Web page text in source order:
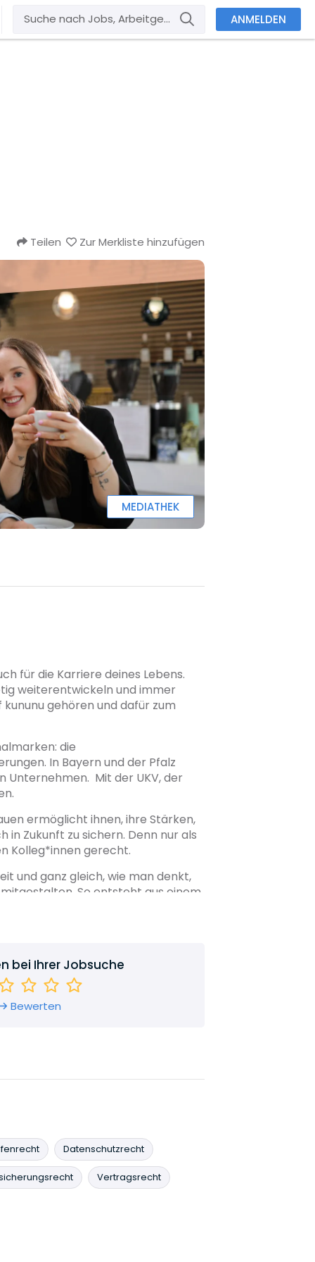
ANMELDEN
Teilen Zur Merkliste hinzufügen
MEDIATHEK
für die Karriere deines Lebens.
weiterentwickeln und immer
gehören und dafür zum
die
In Bayern und der Pfalz
Unternehmen. Mit der UKV, der
ermöglicht ihnen, ihre Stärken,
Zukunft zu sichern. Denn nur als
Kolleg*innen gerecht.
und ganz gleich, wie man denkt,
So entsteht aus einem
bei Ihrer Jobsuche
Bewerten
Datenschutzrecht
Vertragsrecht